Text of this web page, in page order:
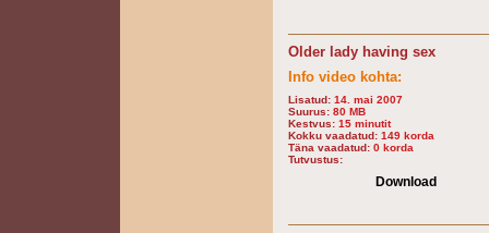
Older lady having sex
Info video kohta:
Lisatud: 14. mai 2007
Suurus: 80 MB
Kestvus: 15 minutit
Kokku vaadatud: 149 korda
Täna vaadatud: 0 korda
Tutvustus:
Download